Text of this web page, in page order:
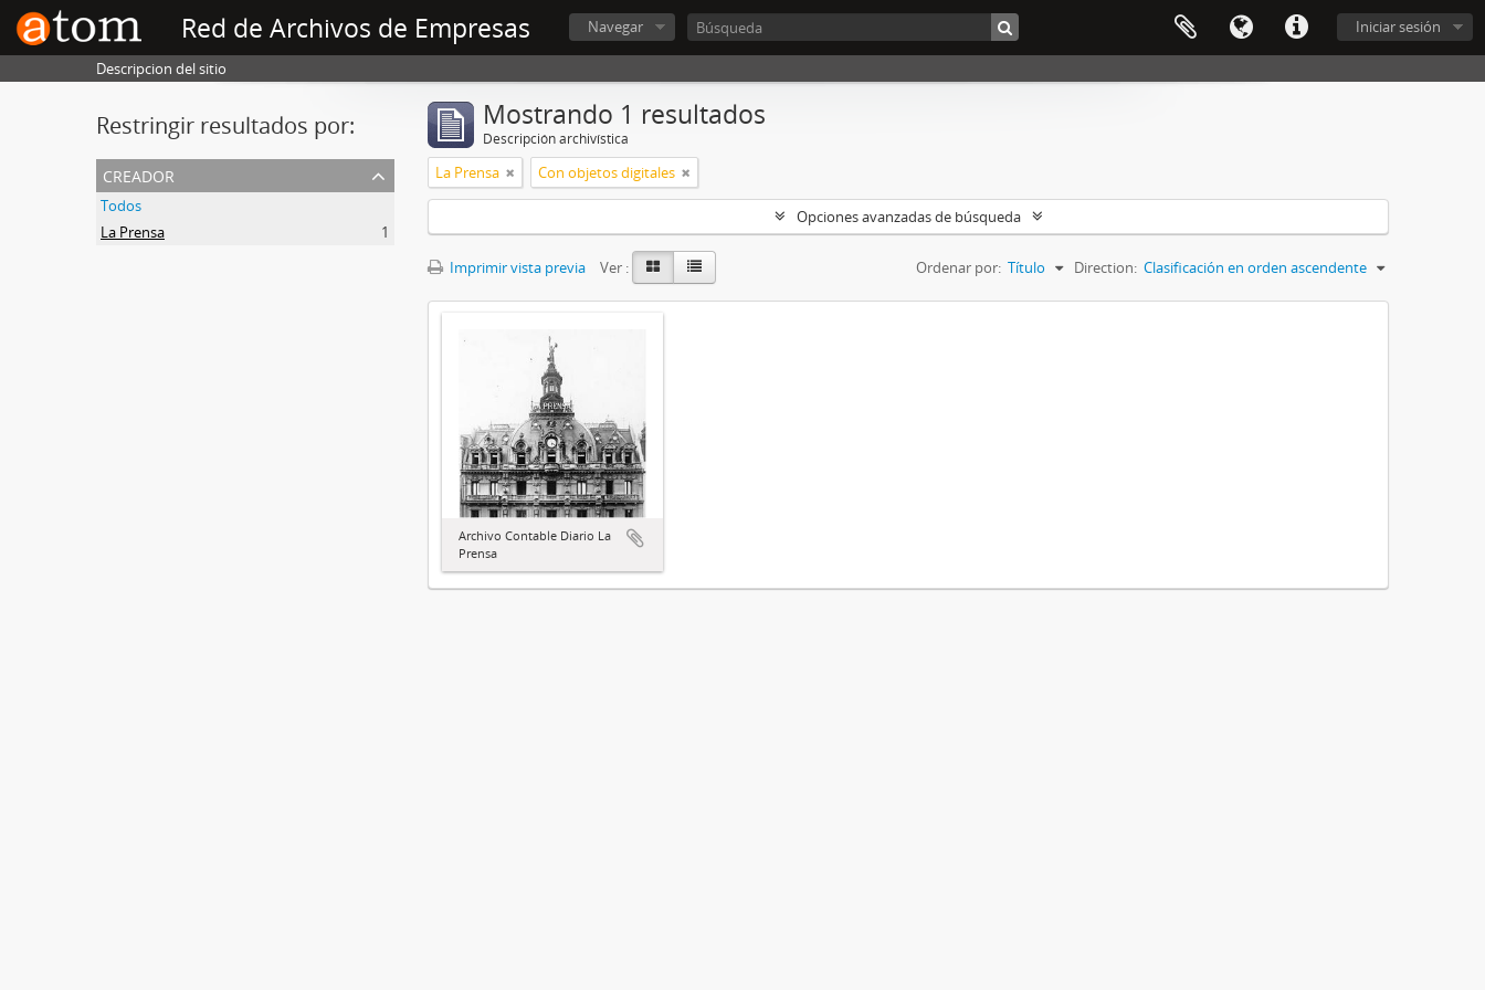
Red de Archivos de Empresas Iniciar sesión
Navegar
Descripcion del sitio
Restringir resultados por:
creador
Todos
La Prensa
1
Mostrando 1 resultados
Descripción archivística
La Prensa Con objetos digitales
Opciones avanzadas de búsqueda
Imprimir vista previa Ver : Ordenar por: Título Direction: Clasificación en orden ascendente
Archivo Contable Diario La
Prensa